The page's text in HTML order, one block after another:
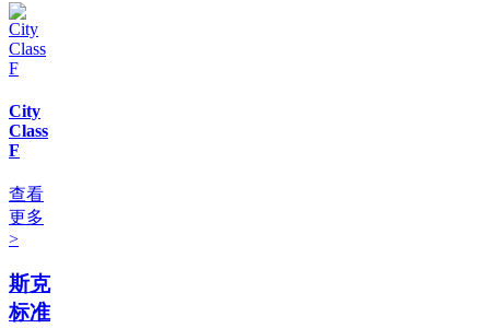
City
Class
F
查看
更多
>
斯克
标准